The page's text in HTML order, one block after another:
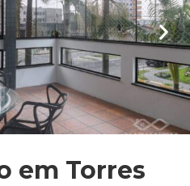
em Torres